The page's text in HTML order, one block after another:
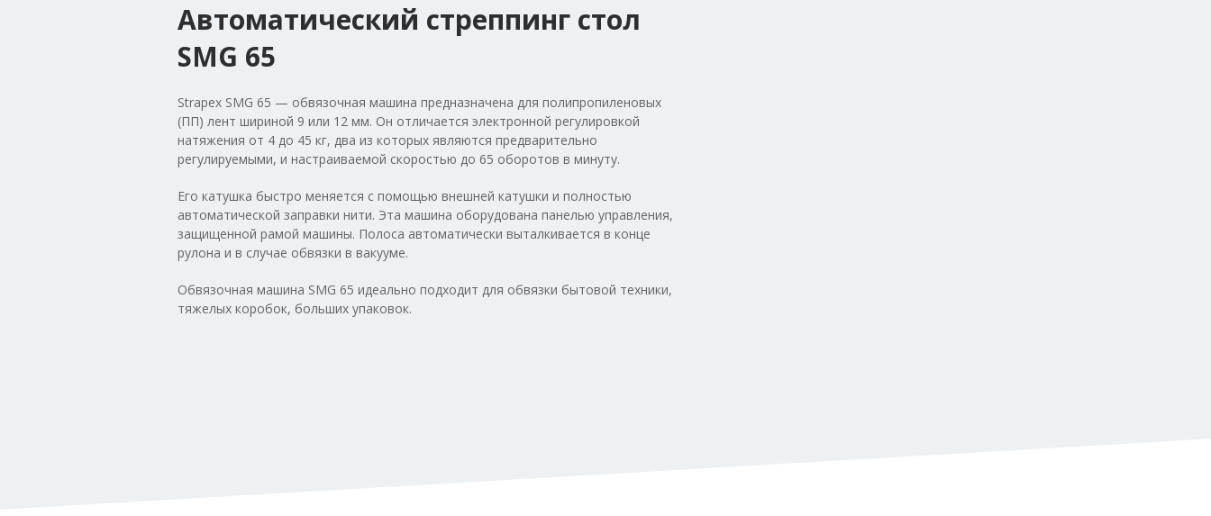
Автоматический стреппинг стол
SMG 65
Strapex SMG 65 — обвязочная машина предназначена для полипропиленовых
(ПП) лент шириной 9 или 12 мм. Он отличается электронной регулировкой
натяжения от 4 до 45 кг, два из которых являются предварительно
регулируемыми, и настраиваемой скоростью до 65 оборотов в минуту.
Его катушка быстро меняется с помощью внешней катушки и полностью
автоматической заправки нити. Эта машина оборудована панелью управления,
защищенной рамой машины. Полоса автоматически выталкивается в конце
рулона и в случае обвязки в вакууме.
Обвязочная машина SMG 65 идеально подходит для обвязки бытовой техники,
тяжелых коробок, больших упаковок.